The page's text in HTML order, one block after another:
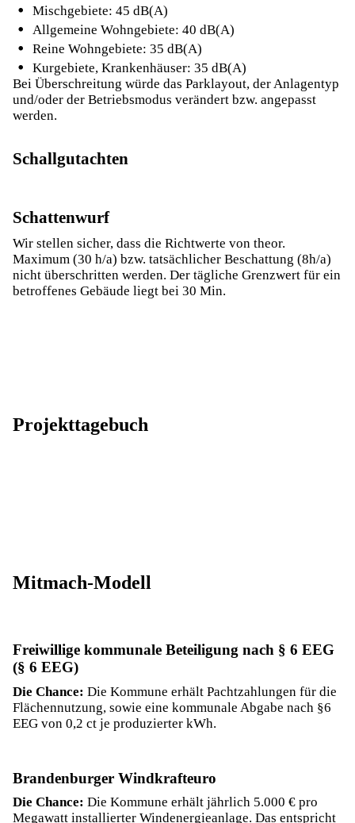
Mischgebiete: 45 dB(A)
Allgemeine Wohngebiete: 40 dB(A)
Reine Wohngebiete: 35 dB(A)
Kurgebiete, Krankenhäuser: 35 dB(A)
Bei Überschreitung würde das Parklayout, der Anlagentyp
und/oder der Betriebsmodus verändert bzw. angepasst
werden.
Schallgutachten
Schattenwurf
Wir stellen sicher, dass die Richtwerte von theor.
Maximum (30 h/a) bzw. tatsächlicher Beschattung (8h/a)
nicht überschritten werden. Der tägliche Grenzwert für ein
betroffenes Gebäude liegt bei 30 Min.
Projekttagebuch
Mitmach-Modell
Freiwillige kommunale Beteiligung nach § 6 EEG
(§ 6 EEG)
Die Chance: Die Kommune erhält Pachtzahlungen für die
Flächennutzung, sowie eine kommunale Abgabe nach §6
EEG von 0,2 ct je produzierter kWh.
Brandenburger Windkrafteuro
Die Chance: Die Kommune erhält jährlich 5.000 € pro
Megawatt installierter Windenergieanlage. Das entspricht